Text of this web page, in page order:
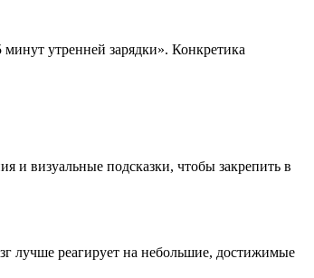
утренней зарядки». Конкретика
визуальные подсказки, чтобы закрепить в
лучше реагирует на небольшие, достижимые